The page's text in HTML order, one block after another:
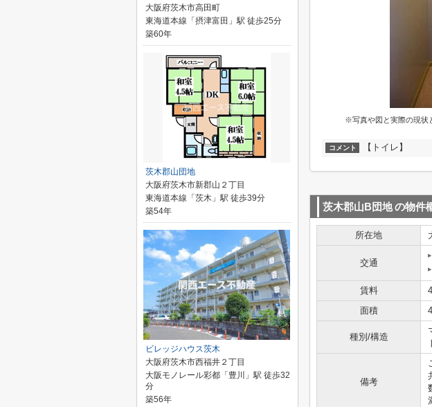
※写真や図と実際の現状
コメント 【トイレ】
茨木郡山B団地の物件
所在地
交通
賃料
面積
種別/構造
備考
大阪府茨木市高田町
東海道本線「摂津富田」駅 徒歩25分
築60年
茨木郡山団地
大阪府茨木市新郡山２丁目
東海道本線「茨木」駅 徒歩39分
築54年
ビレッジハウス茨木
大阪府茨木市西福井２丁目
大阪モノレール彩都「豊川」駅 徒歩32
分
築56年